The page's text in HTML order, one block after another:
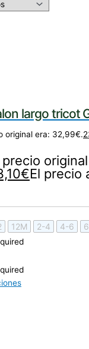
largo tricot
original era: 32,99€.
precio
€El precio
12M 2-4 4-6